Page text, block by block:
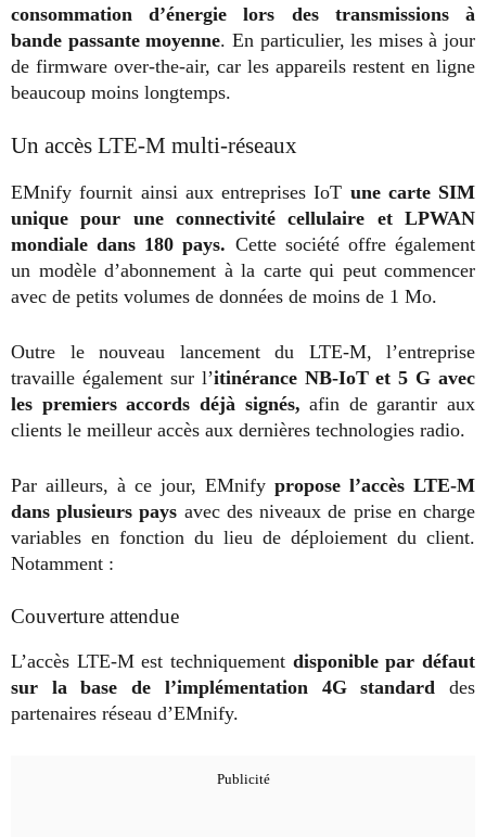
consommation d’énergie lors des transmissions à
bande passante moyenne. En particulier, les mises à jour
de firmware over-the-air, car les appareils restent en ligne
beaucoup moins longtemps.
Un accès LTE-M multi-réseaux
EMnify fournit ainsi aux entreprises IoT une carte SIM
unique pour une connectivité cellulaire et LPWAN
mondiale dans 180 pays. Cette société offre également
un modèle d’abonnement à la carte qui peut commencer
avec de petits volumes de données de moins de 1 Mo.
Outre le nouveau lancement du LTE-M, l’entreprise
travaille également sur l’itinérance NB-IoT et 5 G avec
les premiers accords déjà signés, afin de garantir aux
clients le meilleur accès aux dernières technologies radio.
Par ailleurs, à ce jour, EMnify propose l’accès LTE-M
dans plusieurs pays avec des niveaux de prise en charge
variables en fonction du lieu de déploiement du client.
Notamment :
Couverture attendue
L’accès LTE-M est techniquement disponible par défaut
sur la base de l’implémentation 4G standard des
partenaires réseau d’EMnify.